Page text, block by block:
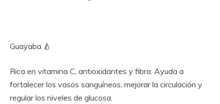
Guayaba 🍐
Rica en vitamina C, antioxidantes y fibra. Ayuda a
fortalecer los vasos sanguíneos, mejorar la circulación y
regular los niveles de glucosa.